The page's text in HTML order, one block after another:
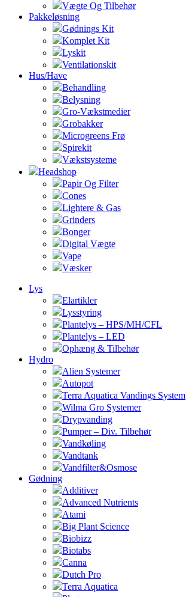
Vægte Og Tilbehør
Pakkeløsning
Gødnings Kit
Komplet Kit
Lyskit
Ventilationskit
Hus/Have
Behandling
Belysning
Gro-Vækstmedier
Grobakker
Microgreens Frø
Spirekit
Vækstsysteme
Headshop
Papir Og Filter
Cones
Lightere & Gas
Grinders
Bonger
Digital Vægte
Vape
Væsker
Lys
Elartikler
Lysstyring
Plantelys – HPS/MH/CFL
Plantelys – LED
Ophæng & Tilbehør
Hydro
Alien Systemer
Autopot
Terra Aquatica Vandings System
Wilma Gro Systemer
Drypvanding
Pumper – Div. Tilbehør
Vandkøling
Vandtank
Vandfilter&Osmose
Gødning
Additiver
Advanced Nutrients
Atami
Big Plant Science
Biobizz
Biotabs
Canna
Dutch Pro
Terra Aquatica